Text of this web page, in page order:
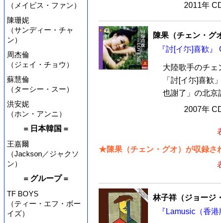
（メイビス・ファン）
陳珊妮
（サンディー・チャ
ン）
周杰倫
（ジェイ・チョウ）
蘇慧倫
（ターシー・スー）
洪安妮
（ホン・アンニ）
= 日本韓国 =
王嘉爾
（Jackson／ジャクソ
ン）
= グループ =
TF BOYS
（ティー・エフ・ボー
イズ）
2011年
陳果（チェン・グ
『討[イ尓]喜歓
大陸歌手のチ
「討[イ尓]喜歓
也謝了」の北京
2007年
★陳果（チェン・グオ）が収録さ
林子祥（ジョージ
『Lamusic（香